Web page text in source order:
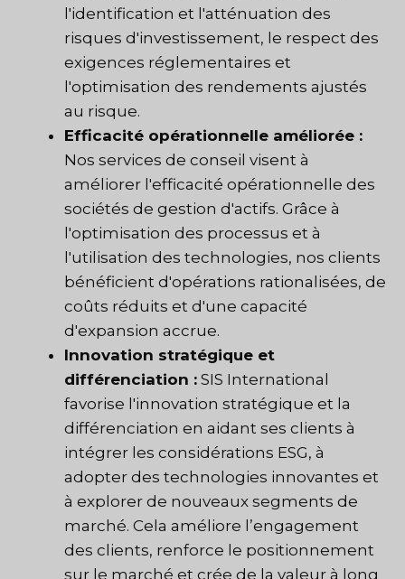
l'identification et l'atténuation des
risques d'investissement, le respect des
exigences réglementaires et
l'optimisation des rendements ajustés
au risque.
Efficacité opérationnelle améliorée :
Nos services de conseil visent à
améliorer l'efficacité opérationnelle des
sociétés de gestion d'actifs. Grâce à
l'optimisation des processus et à
l'utilisation des technologies, nos clients
bénéficient d'opérations rationalisées, de
coûts réduits et d'une capacité
d'expansion accrue.
Innovation stratégique et
différenciation : SIS International
favorise l'innovation stratégique et la
différenciation en aidant ses clients à
intégrer les considérations ESG, à
adopter des technologies innovantes et
à explorer de nouveaux segments de
marché. Cela améliore l’engagement
des clients, renforce le positionnement
sur le marché et crée de la valeur à long